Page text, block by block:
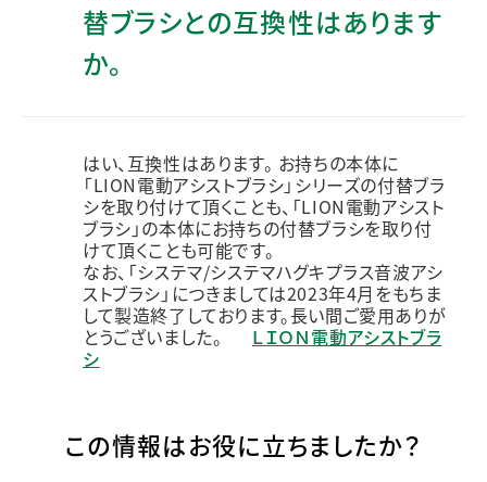
替ブラシとの互換性はあります
か。
はい、互換性はあります。 お持ちの本体に
「LION電動アシストブラシ」シリーズの付替ブラ
シを取り付けて頂くことも、「LION電動アシスト
ブラシ」の本体にお持ちの付替ブラシを取り付
けて頂くことも可能です。
なお、「システマ/システマハグキプラス音波アシ
ストブラシ」につきましては2023年4月をもちま
して製造終了しております。長い間ご愛用ありが
とうございました。
ＬＩＯＮ電動アシストブラ
シ
この情報はお役に立ちましたか？